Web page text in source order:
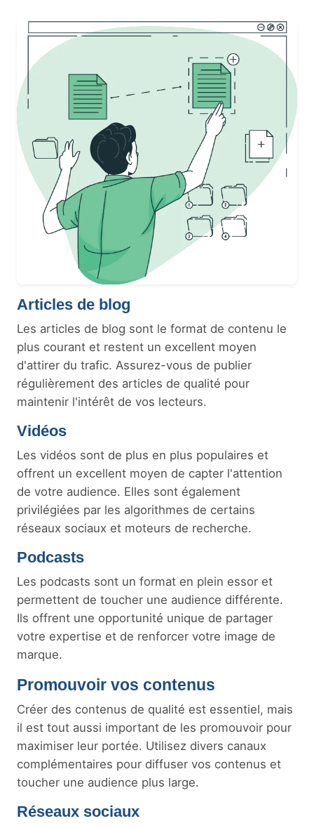
Articles de blog
Les articles de blog sont le format de contenu le
plus courant et restent un excellent moyen
d'attirer du trafic. Assurez-vous de publier
régulièrement des articles de qualité pour
maintenir l'intérêt de vos lecteurs.
Vidéos
Les vidéos sont de plus en plus populaires et
offrent un excellent moyen de capter l'attention
de votre audience. Elles sont également
privilégiées par les algorithmes de certains
réseaux sociaux et moteurs de recherche.
Podcasts
Les podcasts sont un format en plein essor et
permettent de toucher une audience différente.
Ils offrent une opportunité unique de partager
votre expertise et de renforcer votre image de
marque.
Promouvoir vos contenus
Créer des contenus de qualité est essentiel, mais
il est tout aussi important de les promouvoir pour
maximiser leur portée. Utilisez divers canaux
complémentaires pour diffuser vos contenus et
toucher une audience plus large.
Réseaux sociaux